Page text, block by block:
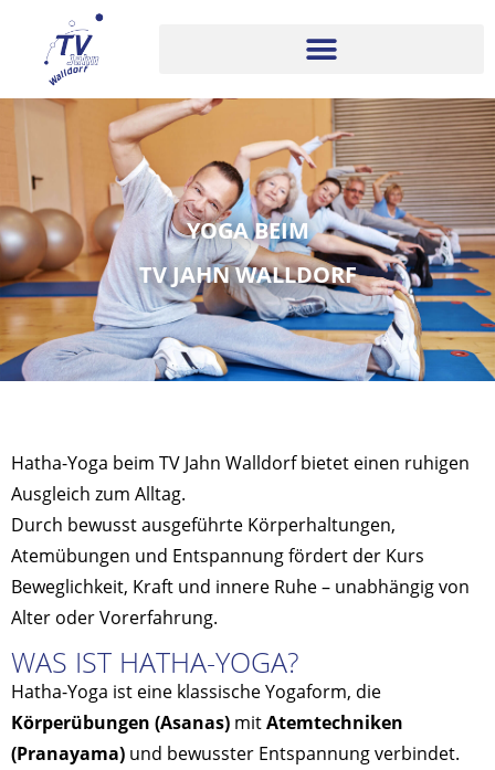
YOGA BEIM
TV JAHN WALLDORF
Hatha-Yoga beim TV Jahn Walldorf bietet einen ruhigen
Ausgleich zum Alltag.
Durch bewusst ausgeführte Körperhaltungen,
Atemübungen und Entspannung fördert der Kurs
Beweglichkeit, Kraft und innere Ruhe – unabhängig von
Alter oder Vorerfahrung.
WAS IST HATHA-YOGA?
Hatha-Yoga ist eine klassische Yogaform, die
Körperübungen (Asanas) mitAtemtechniken
(Pranayama) und bewusster Entspannung verbindet.